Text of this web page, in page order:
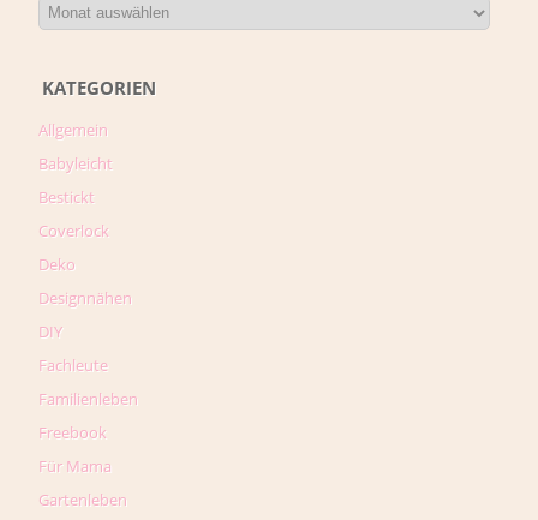
KATEGORIEN
Allgemein
Babyleicht
Bestickt
Coverlock
Deko
Designnähen
DIY
Fachleute
Familienleben
Freebook
Für Mama
Gartenleben